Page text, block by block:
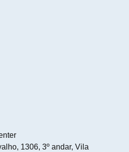
1306, 3º andar, Vila